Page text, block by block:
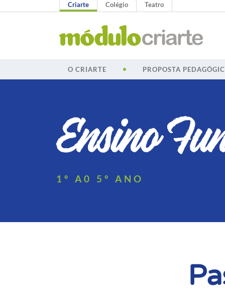
Criarte Colégio Teatro
O CRIARTE PROPOSTA
Ensino
1º A0 5º ANO